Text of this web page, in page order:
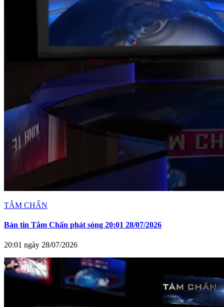
TÂM CHẤN
Bản tin Tâm Chấn phát sóng 20:01 28/07/2026
20:01 ngày 28/07/2026